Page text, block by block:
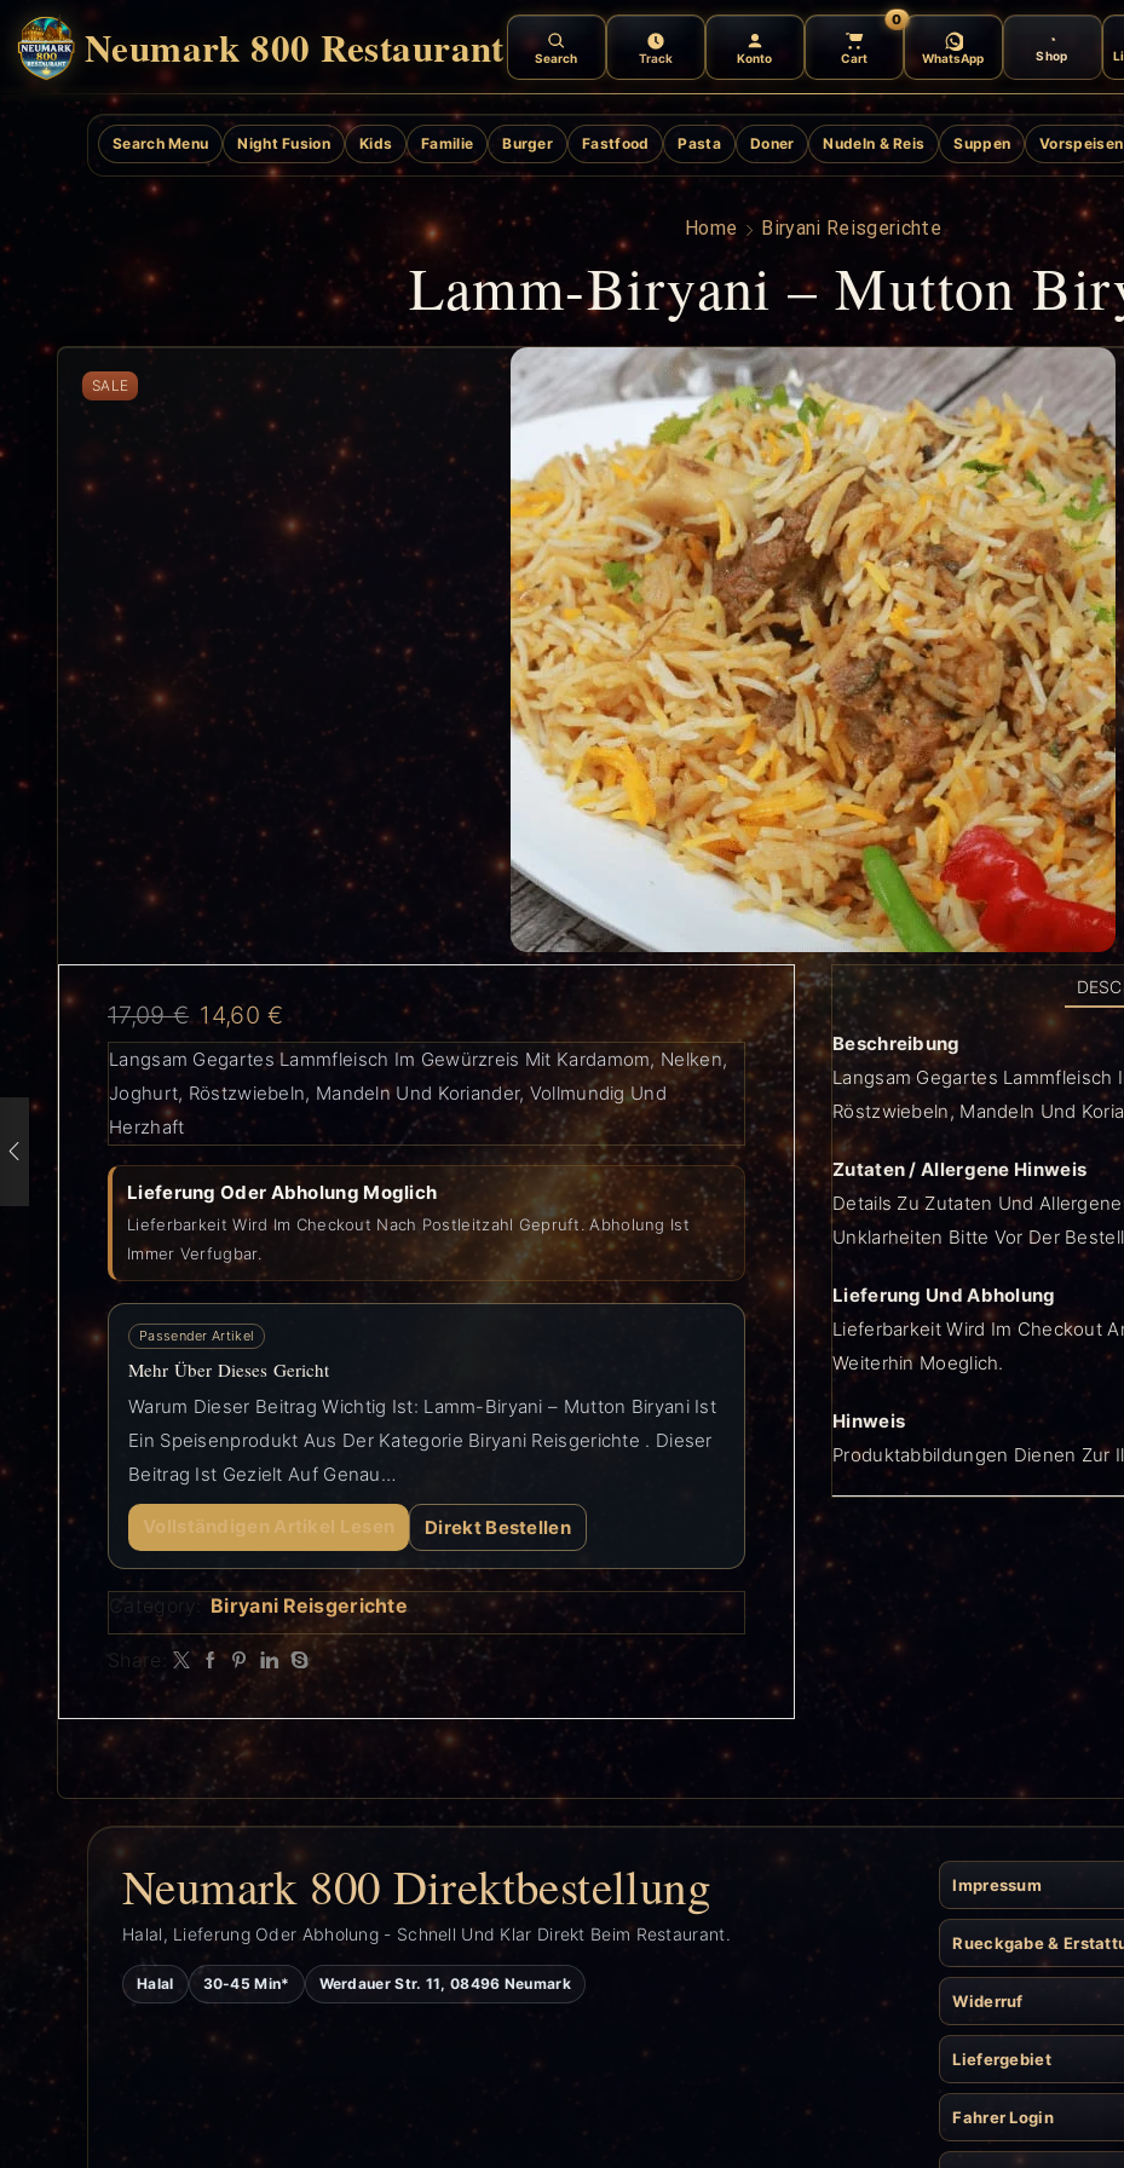
Neumark 800 Restaurant Shop
Search Track Konto Cart
0
WhatsApp
Search Menu Night Fusion Kids Familie Burger Fastfood Pasta Doner Nudeln & Reis Suppen Vorspeisen
Home Biryani Reisgerichte
Lamm-Biryani – Mutton
SALE
17,09€ 14,60€
Langsam Gegartes Lammfleisch Im Gewürzreis Mit Kardamom, Nelken,
Joghurt, Röstzwiebeln, Mandeln Und Koriander, Vollmundig Und
Herzhaft
Lieferung Oder Abholung Moglich
Lieferbarkeit Wird Im Checkout Nach Postleitzahl Gepruft. Abholung Ist
Immer Verfugbar.
Passender Artikel
Mehr Über Dieses Gericht
Warum Dieser Beitrag Wichtig Ist: Lamm-Biryani – Mutton Biryani Ist
Ein Speisenprodukt Aus Der Kategorie Biryani Reisgerichte . Dieser
Beitrag Ist Gezielt Auf Genau…
Vollständigen Artikel Lesen Direkt Bestellen
Category: Biryani Reisgerichte
Share:
Beschreibung
Langsam Gegartes
Röstzwiebeln, Mandeln Und
Zutaten / Allergene Hinweis
Details Zu Zutaten Und
Unklarheiten Bitte Vor Der
Lieferung Und Abholung
Lieferbarkeit Wird Im Checkout
Weiterhin Moeglich.
Hinweis
Produktabbildungen Dienen Zur
Neumark 800 Direktbestellung
Halal, Lieferung Oder Abholung - Schnell Und Klar Direkt Beim Restaurant.
Halal 30-45 Min* Werdauer Str. 11, 08496 Neumark
Impressum
Rueckgabe &
Widerruf
Liefergebiet
Fahrer Login